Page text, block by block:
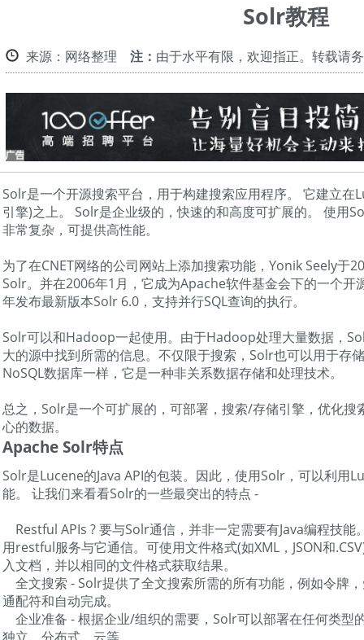
Solr教程
来源：网络整理 注： 由于水平有限，欢迎指正。转载请
Solr是一个开源搜索平台，用于构建搜索应用程序。 它建立在
引擎)之上。 Solr是企业级的，快速的和高度可扩展的。 使用
非常复杂，可提供高性能。
为了在CNET网络的公司网站上添加搜索功能，Yonik Seely于
Solr。并在2006年1月，它成为Apache软件基金会下的一个开
年发布最新版本Solr 6.0，支持并行SQL查询的执行。
Solr可以和Hadoop一起使用。由于Hadoop处理大量数据，
大的源中找到所需的信息。不仅限于搜索，Solr也可以用于存
NoSQL数据库一样，它是一种非关系数据存储和处理技术。
总之，Solr是一个可扩展的，可部署，搜索/存储引擎，优化搜
心的数据。
Apache Solr特点
Solr是Lucene的Java API的包装。因此，使用Solr，可以利用
能。 让我们来看看Solr的一些最突出的特点 -
Restful APIs ? 要与Solr通信，并非一定需要有Java编程技能
用restful服务与它通信。可使用文件格式(如XML，JSON和
入文档，并以相同的文件格式获取结果。
全文搜索 - Solr提供了全文搜索所需的所有功能，例如令牌
通配符和自动完成。
企业准备 - 根据企业/组织的需要，Solr可以部署在任何类型